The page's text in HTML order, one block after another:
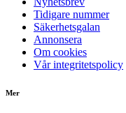
Tidigare nummer
Säkerhetsgalan
Annonsera
Om cookies
Vår integritetspolicy
Mer